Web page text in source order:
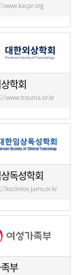
www.kacpr.org
학회
www.trauma.or.kr
독성학회
ksclintox.jams.or.kr
부